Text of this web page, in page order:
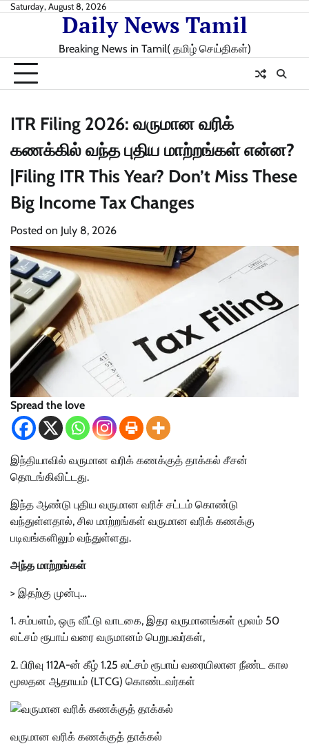
SkipSaturday, August 8, 2026
Daily News Tamil
Breaking News in Tamil( தமிழ் செய்திகள்)
ITR Filing 2026: வருமான வரிக்
கணக்கில் வந்த புதிய மாற்றங்கள் என்ன?
|Filing ITR This Year? Don’t Miss These
Big Income Tax Changes
Posted on July 8, 2026
Spread the love
இந்தியாவில் வருமான வரிக் கணக்குத் தாக்கல் சீசன்
தொடங்கிவிட்டது.
இந்த ஆண்டு புதிய வருமான வரிச் சட்டம் கொண்டு
வந்துள்ளதால், சில மாற்றங்கள் வருமான வரிக் கணக்கு
படிவங்களிலும் வந்துள்ளது.
அந்த மாற்றங்கள்
> இதற்கு முன்பு…
1. சம்பளம், ஒரு வீட்டு வாடகை, இதர வருமானங்கள் மூலம் 50
லட்சம் ரூபாய் வரை வருமானம் பெறுபவர்கள்,
2. பிரிவு 112A-ன் கீழ் 1.25 லட்சம் ரூபாய் வரையிலான நீண்ட கால
மூலதன ஆதாயம் (LTCG) கொண்டவர்கள்
வருமான வரிக் கணக்குத் தாக்கல்